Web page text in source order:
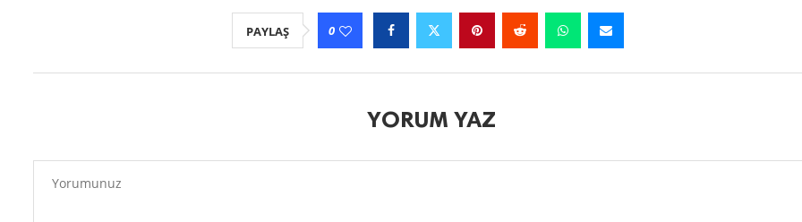
PAYLAŞ 0
YORUM YAZ